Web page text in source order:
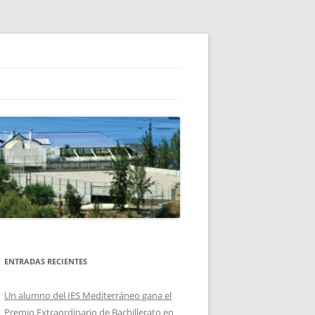
ENTRADAS RECIENTES
Un alumno del IES Mediterráneo gana el
Premio Extraordinario de Bachillerato en